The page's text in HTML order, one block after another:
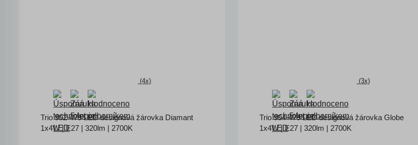
(4x)
Trio 902-479 LED designová žárovka Diamant
1x4W | E27 | 320lm | 2700K
(3x)
Trio 904-479 LED designová žárovka Globe
1x4W | E27 | 320lm | 2700K